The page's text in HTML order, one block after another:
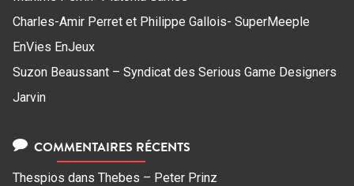
Charles-Amir Perret et Philippe Gallois- SuperMeeple
EnVies EnJeux
Suzon Beaussant – Syndicat des Serious Game Designers
Jarvin
COMMENTAIRES RÉCENTS
Thespios dans Thebes – Peter Prinz